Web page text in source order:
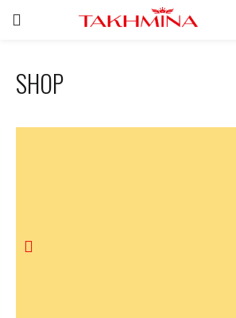
EINLOGGEN
Geben Sie Ihr Benutzername und
einzuloggen.
SHOP